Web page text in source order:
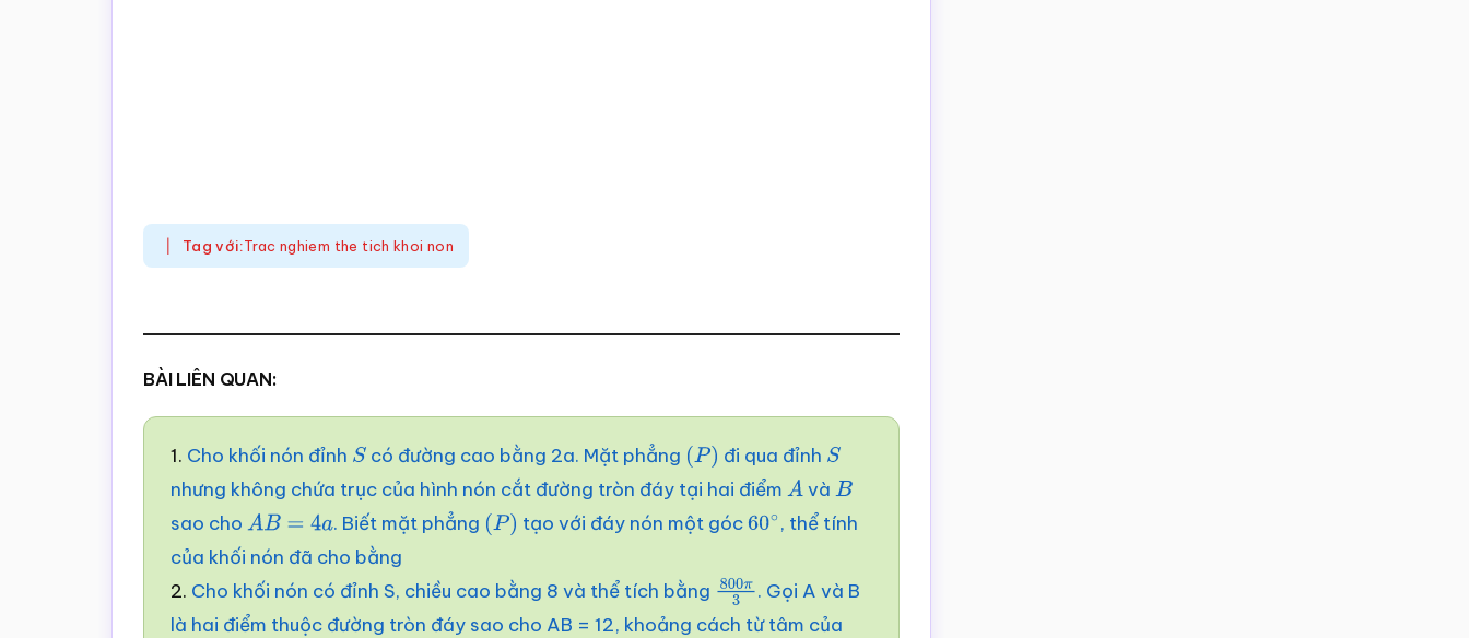
Tag với:Trac nghiem the tich khoi non
BÀI LIÊN QUAN:
1. Cho khối nón đỉnh S có đường cao bằng 2a. Mặt phẳng (P) đi qua đỉnh S
nhưng không chứa trục của hình nón cắt đường tròn đáy tại hai điểm A vàB
sao cho AB= 4a . Biết mặt phẳng (P) tạo với đáy nón một góc60∘, thể tính
của khối nón đã cho bằng
2. Cho khối nón có đỉnh S, chiều cao bằng 8 và thể tích bằng 800π 3
. Gọi A và B
là hai điểm thuộc đường tròn đáy sao cho AB = 12, khoảng cách từ tâm của